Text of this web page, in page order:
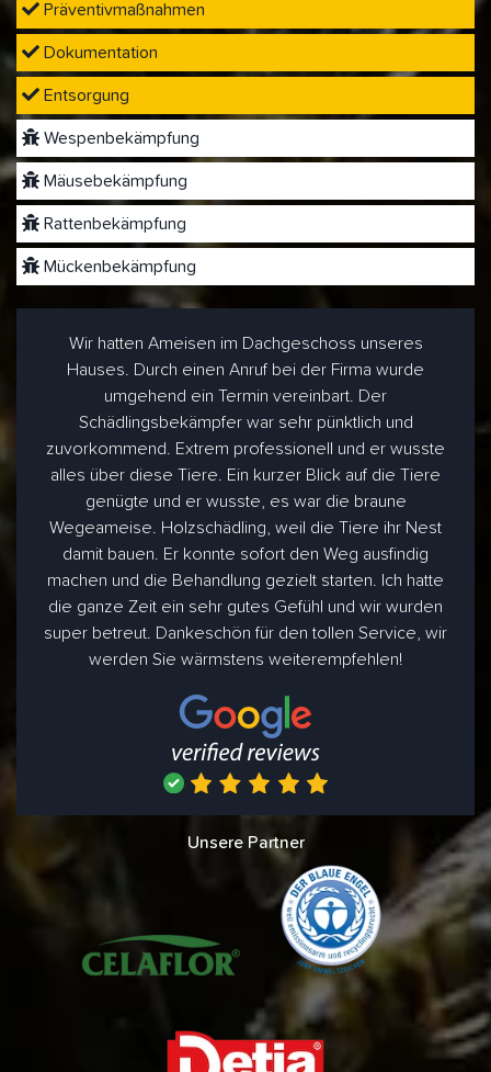
Präventivmaßnahmen
Dokumentation
Entsorgung
Wespenbekämpfung
Mäusebekämpfung
Rattenbekämpfung
Mückenbekämpfung
Wir hatten Ameisen im Dachgeschoss unseres
Hauses. Durch einen Anruf bei der Firma wurde
umgehend ein Termin vereinbart. Der
Schädlingsbekämpfer war sehr pünktlich und
zuvorkommend. Extrem professionell und er wusste
alles über diese Tiere. Ein kurzer Blick auf die Tiere
genügte und er wusste, es war die braune
Wegeameise. Holzschädling, weil die Tiere ihr Nest
damit bauen. Er konnte sofort den Weg ausfindig
machen und die Behandlung gezielt starten. Ich hatte
die ganze Zeit ein sehr gutes Gefühl und wir wurden
super betreut. Dankeschön für den tollen Service, wir
werden Sie wärmstens weiterempfehlen!
Unsere Partner